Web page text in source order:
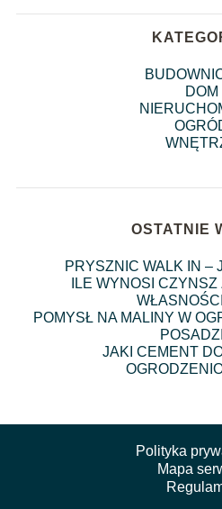
DOM
OSTATNIE
PRYSZNIC WALK IN –
ILE WYNOSI
POMYSŁ NA MALINY W
JAKI CEMENT
Polityka
Mapa